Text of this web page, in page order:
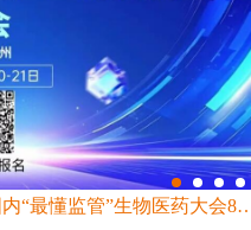
20+监管与首席审评专家齐聚！国内“最